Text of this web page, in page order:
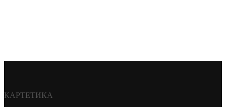
КАРТЕТИКА